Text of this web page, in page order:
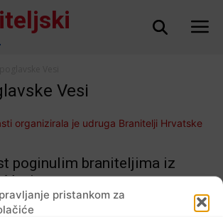
pristankom za
Vesi
poginulim braniteljima iz
Vesi…
- 13.08.2017 0